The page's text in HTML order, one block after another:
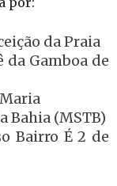
da Praia
da Gamboa de
Bahia (MSTB)
Bairro É 2 de